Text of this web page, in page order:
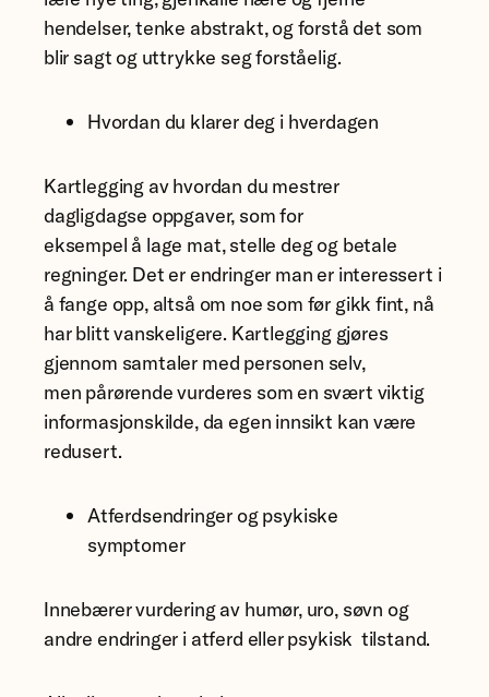
hendelser, tenke abstrakt, og forstå det som
blir sagt og uttrykke seg forståelig.
Hvordan du klarer deg i hverdagen
Kartlegging av hvordan du mestrer
dagligdagse oppgaver, som for
eksempel å lage mat, stelle deg og betale
regninger. Det er endringer man er interessert i
å fange opp, altså om noe som før gikk fint, nå
har blitt vanskeligere. Kartlegging gjøres
gjennom samtaler med personen selv,
men pårørende vurderes som en svært viktig
informasjonskilde, da egen innsikt kan være
redusert.
Atferdsendringer og psykiske
symptomer
Innebærer vurdering av humør, uro, søvn og
andre endringer i atferd eller psykisk tilstand.